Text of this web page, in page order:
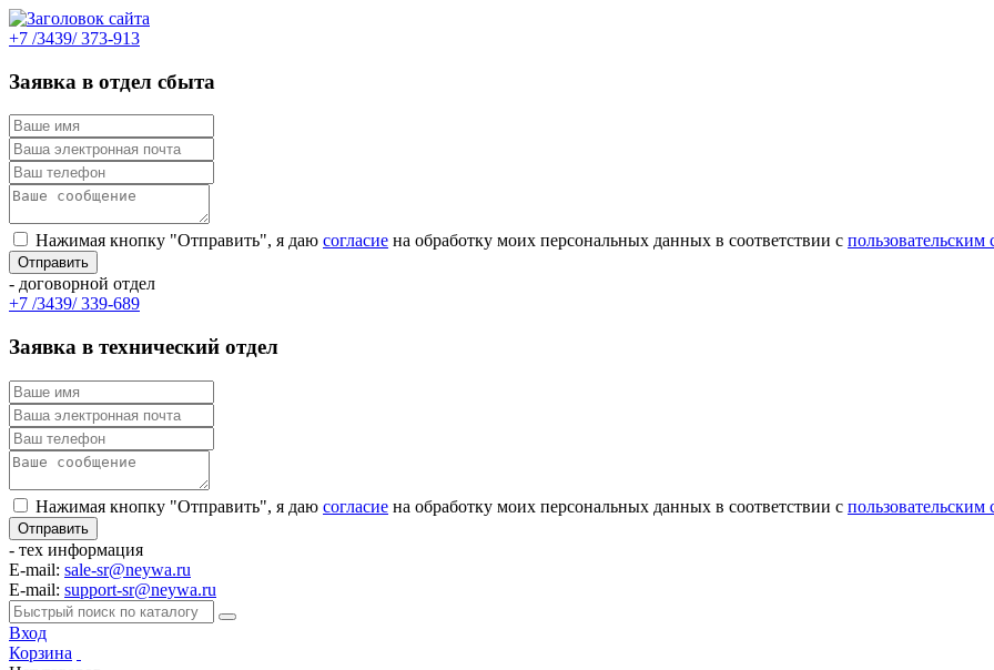
+7 /3439/ 373-913
Заявка в отдел сбыта
Нажимая кнопку "Отправить", я даю согласие на обработку моих персональных данных в соответствии с пользовательским
- договорной отдел
+7 /3439/ 339-689
Заявка в технический отдел
Нажимая кнопку "Отправить", я даю согласие на обработку моих персональных данных в соответствии с пользовательским
- тех информация
E-mail: sale-sr@neywa.ru
E-mail: support-sr@neywa.ru
Вход
Корзина